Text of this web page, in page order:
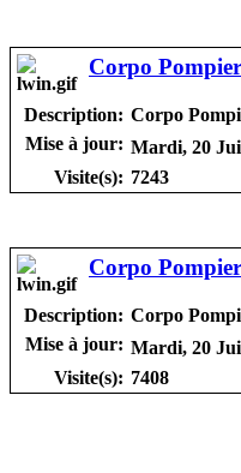
Corpo
Description: Corpo
Mise à jour: Mardi, 20
Visite(s): 7243
Corpo
Description: Corpo
Mise à jour: Mardi, 20
Visite(s): 7408